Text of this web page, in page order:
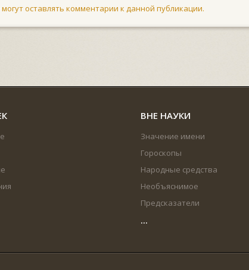
могут оставлять комментарии к данной публикации.
ВНЕ НАУКИ
Значение имени
Гороскопы
Народные средства
Необъяснимое
Предсказатели
...